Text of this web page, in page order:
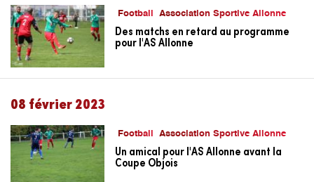
Football Association Sportive Allonne
Des matchs en retard au programme
pour l'AS Allonne
08 février 2023
Football Association Sportive Allonne
Un amical pour l'AS Allonne avant la
Coupe Objois